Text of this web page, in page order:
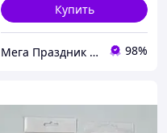
Купить
Мега Праздник – магазин аксессуаров для праздника и все для оформления воздушными шарами ОПТ. 98%